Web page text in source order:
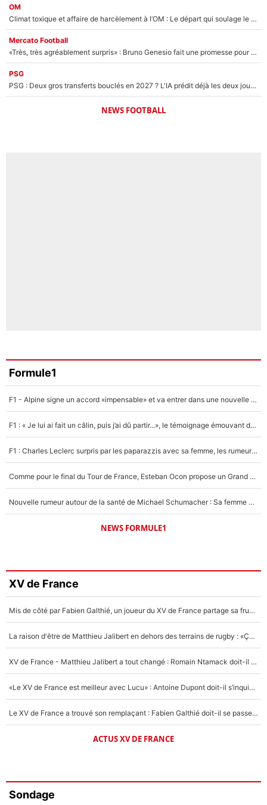
OM
Climat toxique et affaire de harcèlement à l’OM : Le départ qui soulage le vestiaire de Bruno Genesio
Mercato Football
«Très, très agréablement surpris» : Bruno Genesio fait une promesse pour la suite du mercato de l’OM et rassure les supporters
PSG
PSG : Deux gros transferts bouclés en 2027 ? L'IA prédit déjà les deux joueurs qui pourraient rejoindre Luis Enrique !
NEWS FOOTBALL
Formule1
F1 - Alpine signe un accord «impensable» et va entrer dans une nouvelle dimension : Grande nouvelle pour Pierre Gasly !
F1 : « Je lui ai fait un câlin, puis j’ai dû partir...», le témoignage émouvant de Max Verstappen sur sa fille
F1 : Charles Leclerc surpris par les paparazzis avec sa femme, les rumeurs étaient vraies !
Comme pour le final du Tour de France, Esteban Ocon propose un Grand Prix de Formule 1 à Paris : «Autour de l’Arc de Triomphe, ce serait génial» !
Nouvelle rumeur autour de la santé de Michael Schumacher : Sa femme Corinna sort du silence
NEWS FORMULE1
XV de France
Mis de côté par Fabien Galthié, un joueur du XV de France partage sa frustration : «ils ne me l’ont pas dit tout de suite»
La raison d'être de Matthieu Jalibert en dehors des terrains de rugby : «Ça m'atteint autant que si tu touches à un membre de ma famille»
XV de France - Matthieu Jalibert a tout changé : Romain Ntamack doit-il s’inquiéter pour sa place à un an de la Coupe du monde ?
«Le XV de France est meilleur avec Lucu» : Antoine Dupont doit-il s’inquiéter pour sa place ?
Le XV de France a trouvé son remplaçant : Fabien Galthié doit-il se passer d'Antoine Dupont ?
ACTUS XV DE FRANCE
Sondage